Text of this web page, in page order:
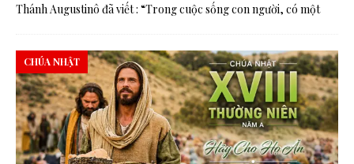
Thánh Augustinô đã viết : “Trong cuộc sống con người, có một
CHÚA NHẬT